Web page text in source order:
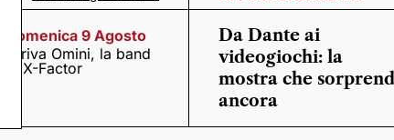
Domenica 9 Agosto
Arriva Omini, la band
di X-Factor
Da Dante ai
videogiochi: la
mostra che
ancora